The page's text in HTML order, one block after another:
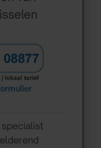
specialist